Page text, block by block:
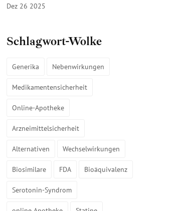
Dez 26 2025
Schlagwort-Wolke
Generika Nebenwirkungen
Medikamentensicherheit
Online-Apotheke
Arzneimittelsicherheit
Alternativen Wechselwirkungen
Biosimilare FDA Bioäquivalenz
Serotonin-Syndrom